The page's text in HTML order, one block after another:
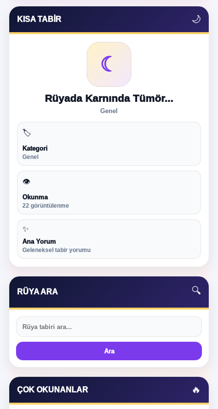
KISA TABIR 🌙
☾
Rüyada Karnında Tümör...
Genel
🏷
Kategori
Genel
👁
Okunma
22 görüntülenme
✨
Ana Yorum
Geleneksel tabir yorumu
RÜYA ARA 🔍
Ara
ÇOK OKUNANLAR 🔥